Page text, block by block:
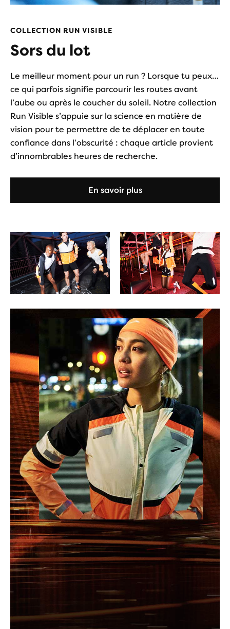
COLLECTION RUN VISIBLE
Sors du lot
Le meilleur moment pour un run ? Lorsque tu peux…
ce qui parfois signifie parcourir les routes avant
l’aube ou après le coucher du soleil. Notre collection
Run Visible s’appuie sur la science en matière de
vision pour te permettre de te déplacer en toute
confiance dans l’obscurité : chaque article provient
d’innombrables heures de recherche.
En savoir plus